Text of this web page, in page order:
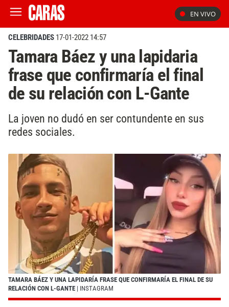
EN VIVO
CELEBRIDADES 17-01-2022 14:57
Tamara Báez y una lapidaria
frase que confirmaría el final
de su relación con L-Gante
La joven no dudó en ser contundente en sus
redes sociales.
TAMARA BÁEZ Y UNA LAPIDARÍA FRASE QUE CONFIRMARÍA EL FINAL DE SU
RELACIÓN CON L-GANTE | INSTAGRAM